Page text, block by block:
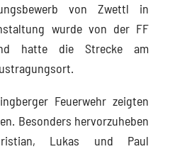
von Zwettl in
wurde von der FF
hatte die Strecke am
Feuerwehr zeigten
Besonders hervorzuheben
Lukas und Paul